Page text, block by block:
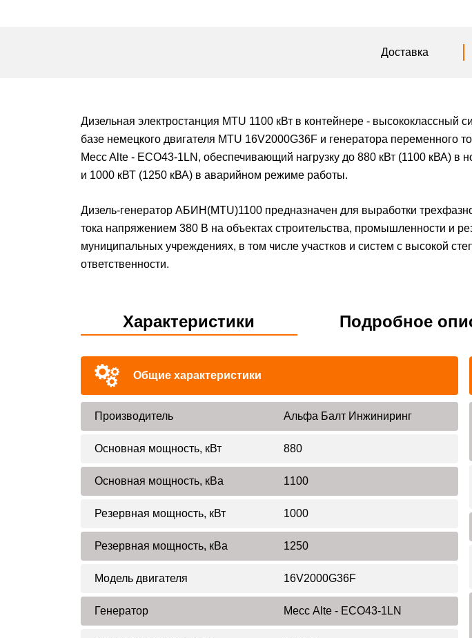
Доставка
Дизельная электростанция MTU 1100 кВт в контейнере - высококлассный
базе немецкого двигателя MTU 16V2000G36F и генератора переменного
Mecc Alte - ECO43-1LN, обеспечивающий нагрузку до 880 кВт (1100 кВА) в
и 1000 кВТ (1250 кВА) в аварийном режиме работы.
Дизель-генератор АБИН(MTU)1100 предназначен для выработки
тока напряжением 380 В на объектах строительства, промышленности и
муниципальных учреждениях, в том числе участков и систем с высокой
ответственности.
Характеристики
Общие характеристики
Производитель Альфа Балт Инжиниринг
Основная мощность, кВт 880
Основная мощность, кВа 1100
Резервная мощность, кВт 1000
Резервная мощность, кВа 1250
Модель двигателя 16V2000G36F
Генератор Mecc Alte - ECO43-1LN
Подробное